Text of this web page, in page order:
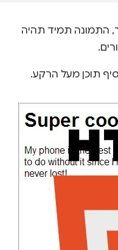
התמונה תמיד תהיה
תוכן מעל הרקע.